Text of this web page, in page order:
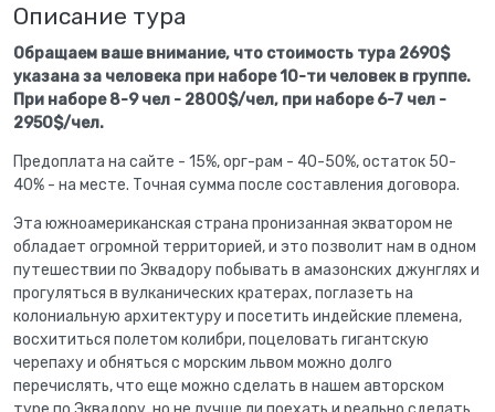
Описание тура
Обращаем ваше внимание, что стоимость тура 2690$
указана за человека при наборе 10-ти человек в группе.
При наборе 8-9 чел - 2800$/чел, при наборе 6-7 чел -
2950$/чел.
Предоплата на сайте - 15%, орг-рам - 40-50%, остаток 50-
40% - на месте. Точная сумма после составления договора.
Эта южноамериканская страна пронизанная экватором не
обладает огромной территорией, и это позволит нам в одном
путешествии по Эквадору побывать в амазонских джунглях и
прогуляться в вулканических кратерах, поглазеть на
колониальную архитектуру и посетить индейские племена,
восхититься полетом колибри, поцеловать гигантскую
черепаху и обняться с морским львом можно долго
перечислять, что еще можно сделать в нашем авторском